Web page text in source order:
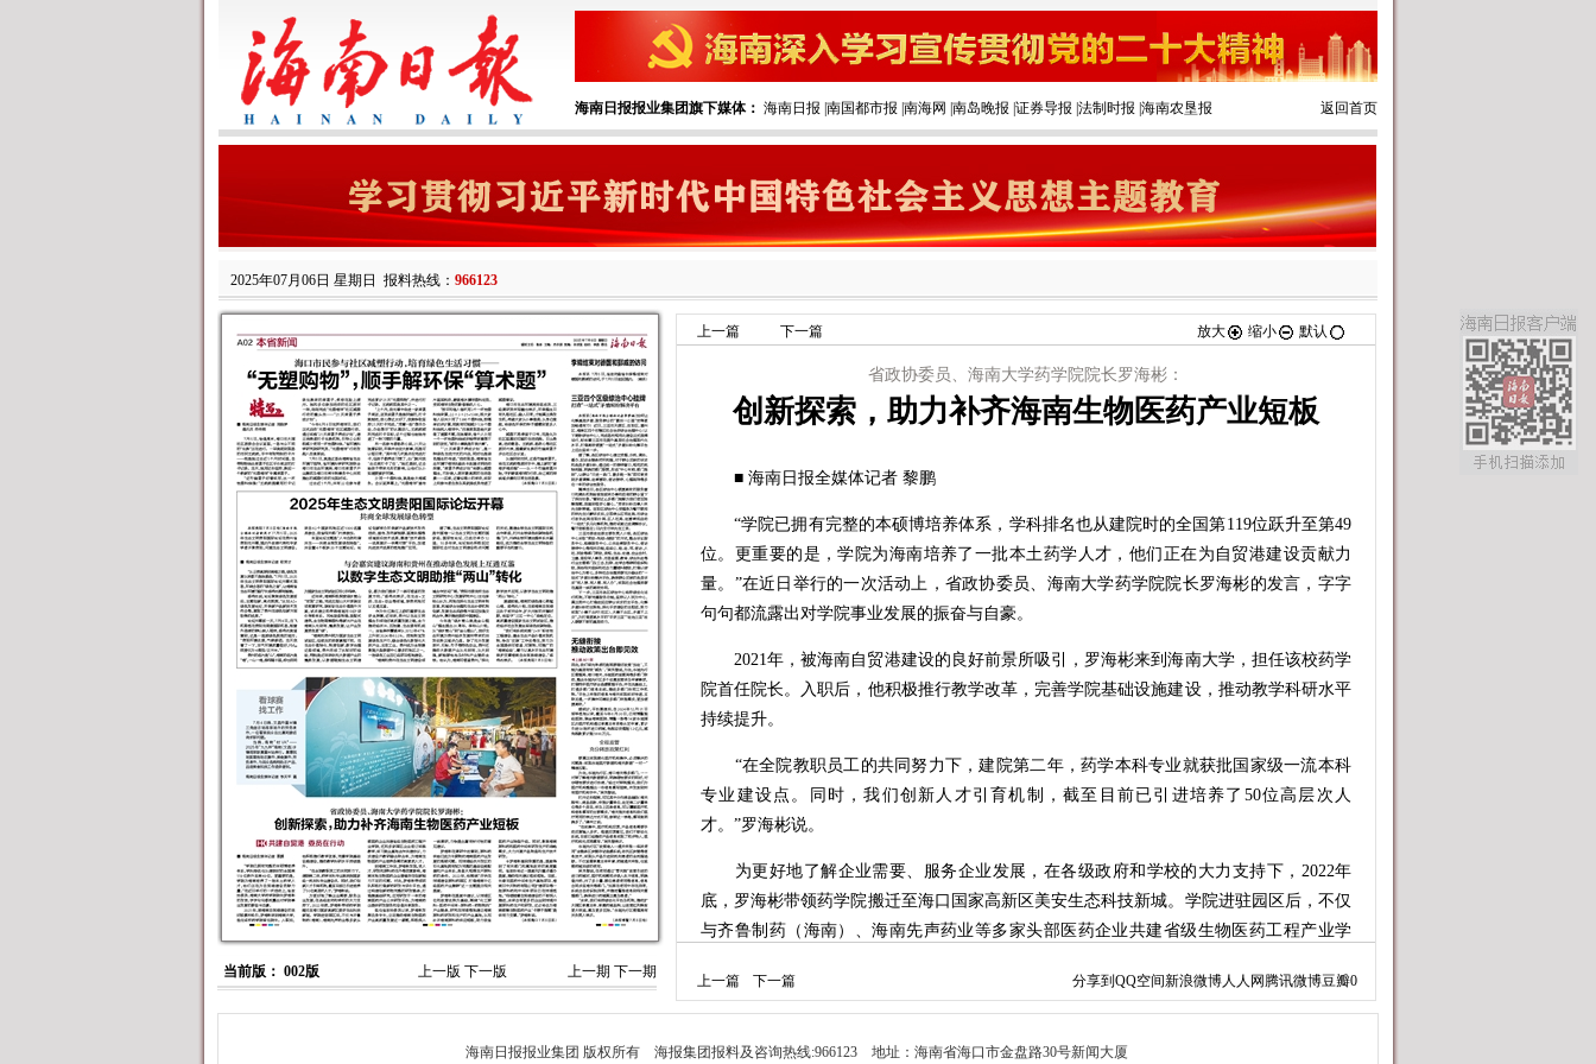
海南日报报业集团旗下媒体： 海南日报 南国都市报 南海网 南岛晚报 证券导报 法制时报 海南农垦报 返回首页
2025年07月06日 星期日 报料热线： 966123
当前版： 002版 上一版 下一版 上一期 下一期
上一篇 下一篇 放大 缩小 默认
省政协委员、海南大学药学院院长罗海彬：
创新探索，助力补齐海南生物医药产业短板
■ 海南日报全媒体记者 黎鹏
“学院已拥有完整的本硕博培养体系，学科排名也从建院时的全国第119位跃升至第49
位。更重要的是，学院为海南培养了一批本土药学人才，他们正在为自贸港建设贡献力
量。”在近日举行的一次活动上，省政协委员、海南大学药学院院长罗海彬的发言，字字
句句都流露出对学院事业发展的振奋与自豪。
2021年，被海南自贸港建设的良好前景所吸引，罗海彬来到海南大学，担任该校药学
院首任院长。入职后，他积极推行教学改革，完善学院基础设施建设，推动教学科研水平
持续提升。
“在全院教职员工的共同努力下，建院第二年，药学本科专业就获批国家级一流本科
专业建设点。同时，我们创新人才引育机制，截至目前已引进培养了50位高层次人
才。”罗海彬说。
为更好地了解企业需要、服务企业发展，在各级政府和学校的大力支持下，2022年
底，罗海彬带领药学院搬迁至海口国家高新区美安生态科技新城。学院进驻园区后，不仅
与齐鲁制药（海南）、海南先声药业等多家头部医药企业共建省级生物医药工程产业学
联合体，为海南生物医药产业培养急需的高素质人才。
上一篇 下一篇 分享到 QQ空间新浪微博人人网 腾讯微博豆瓣0